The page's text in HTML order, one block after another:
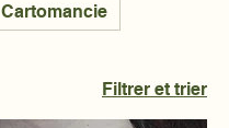
Cartomancie
Filtrer et trier